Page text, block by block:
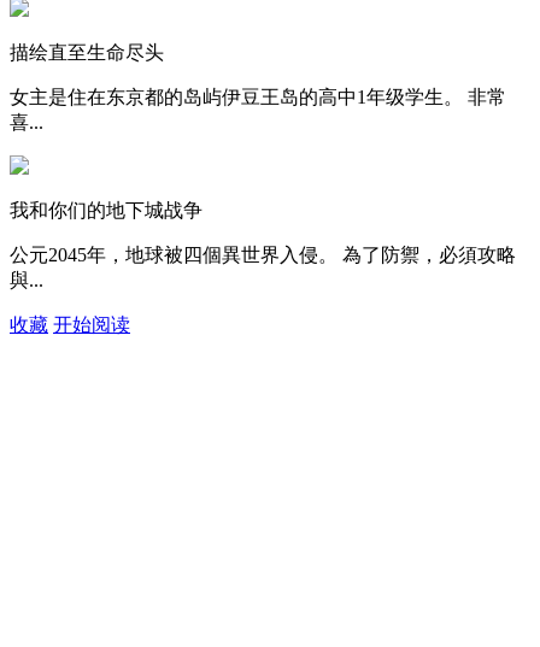
描绘直至生命尽头
女主是住在东京都的岛屿伊豆王岛的高中1年级学生。 非常
喜...
我和你们的地下城战争
公元2045年，地球被四個異世界入侵。 為了防禦，必須攻略
與...
收藏 开始阅读